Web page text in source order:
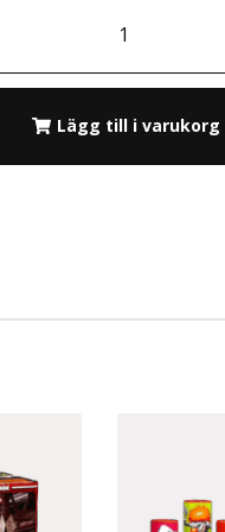
Lägg till i varukorg